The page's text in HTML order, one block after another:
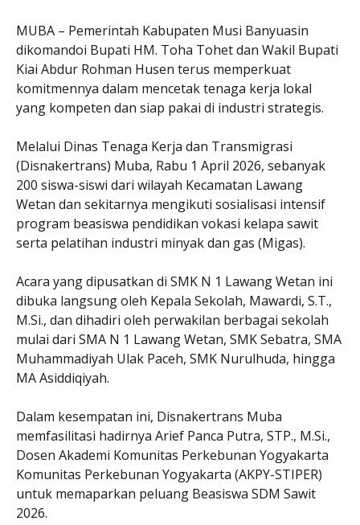
MUBA – Pemerintah Kabupaten Musi Banyuasin
dikomandoi Bupati HM. Toha Tohet dan Wakil Bupati
Kiai Abdur Rohman Husen terus memperkuat
komitmennya dalam mencetak tenaga kerja lokal
yang kompeten dan siap pakai di industri strategis.
Melalui Dinas Tenaga Kerja dan Transmigrasi
(Disnakertrans) Muba, Rabu 1 April 2026, sebanyak
200 siswa-siswi dari wilayah Kecamatan Lawang
Wetan dan sekitarnya mengikuti sosialisasi intensif
program beasiswa pendidikan vokasi kelapa sawit
serta pelatihan industri minyak dan gas (Migas).
Acara yang dipusatkan di SMK N 1 Lawang Wetan ini
dibuka langsung oleh Kepala Sekolah, Mawardi, S.T.,
M.Si., dan dihadiri oleh perwakilan berbagai sekolah
mulai dari SMA N 1 Lawang Wetan, SMK Sebatra, SMA
Muhammadiyah Ulak Paceh, SMK Nurulhuda, hingga
MA Asiddiqiyah.
Dalam kesempatan ini, Disnakertrans Muba
memfasilitasi hadirnya Arief Panca Putra, STP., M.Si.,
Dosen Akademi Komunitas Perkebunan Yogyakarta
Komunitas Perkebunan Yogyakarta (AKPY-STIPER)
untuk memaparkan peluang Beasiswa SDM Sawit
2026.